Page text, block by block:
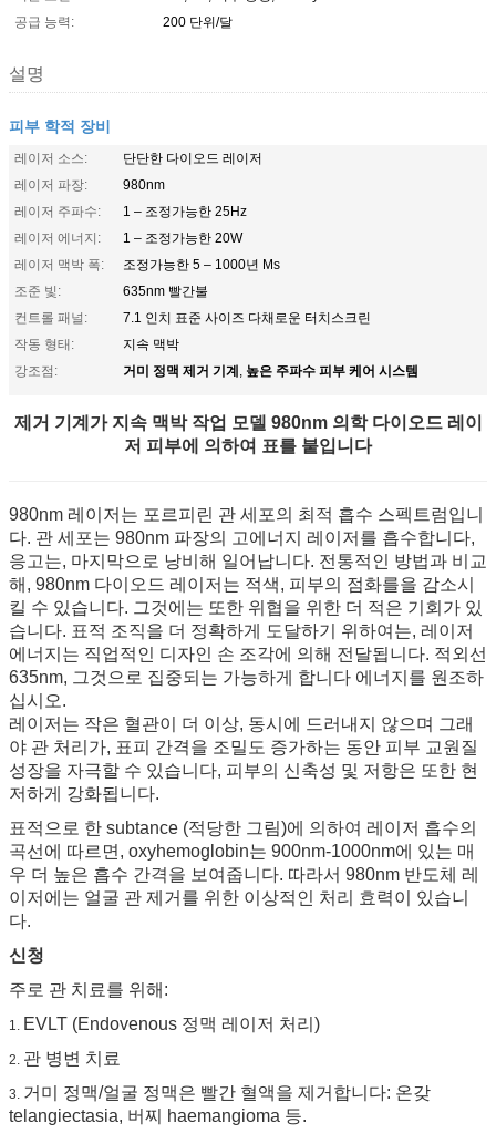
공급 능력:
200 단위/달
설명
피부 학적 장비
레이저 소스:
단단한 다이오드 레이저
레이저 파장:
980nm
레이저 주파수:
1 – 조정가능한 25Hz
레이저 에너지:
1 – 조정가능한 20W
레이저 맥박 폭:
조정가능한 5 – 1000년 Ms
조준 빛:
635nm 빨간불
컨트롤 패널:
7.1 인치 표준 사이즈 다채로운 터치스크린
작동 형태:
지속 맥박
강조점:
거미 정맥 제거 기계, 높은 주파수 피부 케어 시스템
제거 기계가 지속 맥박 작업 모델 980nm 의학 다이오드 레이
저 피부에 의하여 표를 붙입니다
980nm 레이저는 포르피린 관 세포의 최적 흡수 스펙트럼입니
다. 관 세포는 980nm 파장의 고에너지 레이저를 흡수합니다,
응고는, 마지막으로 낭비해 일어납니다. 전통적인 방법과 비교
해, 980nm 다이오드 레이저는 적색, 피부의 점화를을 감소시
킬 수 있습니다. 그것에는 또한 위협을 위한 더 적은 기회가 있
습니다. 표적 조직을 더 정확하게 도달하기 위하여는, 레이저
에너지는 직업적인 디자인 손 조각에 의해 전달됩니다. 적외선
635nm, 그것으로 집중되는 가능하게 합니다 에너지를 원조하
십시오.
레이저는 작은 혈관이 더 이상, 동시에 드러내지 않으며 그래
야 관 처리가, 표피 간격을 조밀도 증가하는 동안 피부 교원질
성장을 자극할 수 있습니다, 피부의 신축성 및 저항은 또한 현
저하게 강화됩니다.
표적으로 한 subtance (적당한 그림)에 의하여 레이저 흡수의
곡선에 따르면, oxyhemoglobin는 900nm-1000nm에 있는 매
우 더 높은 흡수 간격을 보여줍니다. 따라서 980nm 반도체 레
이저에는 얼굴 관 제거를 위한 이상적인 처리 효력이 있습니
다.
신청
주로 관 치료를 위해:
1. EVLT (Endovenous 정맥 레이저 처리)
2. 관 병변 치료
3. 거미 정맥/얼굴 정맥은 빨간 혈액을 제거합니다: 온갖
telangiectasia, 버찌 haemangioma 등.